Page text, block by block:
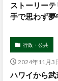
ストーリー
手で思わず
行政・公共
2024年11月3
ハワイから